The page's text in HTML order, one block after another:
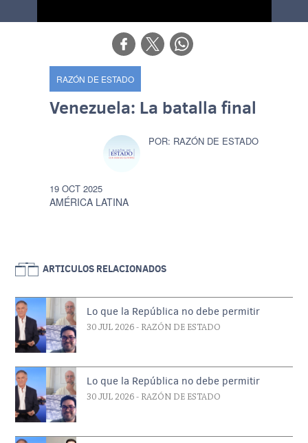
RAZÓN DE ESTADO
Venezuela: La batalla final
AMÉRICA LATINA
RAZÓN DE ESTADO
19 OCT 2025
ARTICULOS RELACIONADOS
Lo que la República no debe permitir
30 JUL 2026 - RAZÓN DE ESTADO
Lo que la República no debe permitir
30 JUL 2026 - RAZÓN DE ESTADO